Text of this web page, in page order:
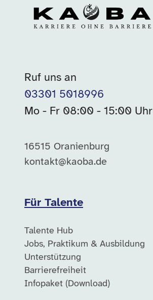
Ruf uns an
03301 5018996
Mo - Fr 08:00 - 15:00 Uhr
16515 Oranienburg
kontakt@kaoba.de
Für Talente
Talente Hub
Jobs, Praktikum & Ausbildung
Unterstützung
Barrierefreiheit
Infopaket (Download)